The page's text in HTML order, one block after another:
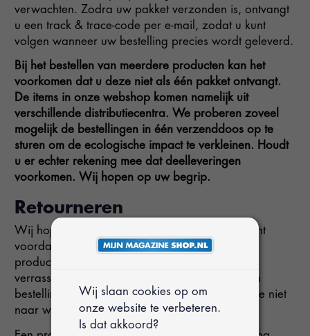
verwachten. Zodra uw pakket verzonden is, ontvangt
u een track & trace-code per e-mail, zodat u kunt
volgen wanneer uw bestelling precies wordt geleverd.
Bij het bestellen van meerdere producten kan het
voorkomen dat u deze niet als één pakket ontvangt.
De items in onze webshop komen namelijk uit
verschillende distributiecentra. We proberen zoveel
mogelijk de bestellingen in één verzenddoos op te
sturen om de ecologische impact te verkleinen. Houdt
u er echter rekening mee dat deelleveringen
voorkomen. Wij hopen op uw begrip.
Retourneren
Wij hopen natuurlijk dat u goed heeft nagedacht
voordat u de bestelling plaatst en dat u de
productinformatie goed gelezen heeft om
verrassingen te voorkomen. Dan nog kunt u een
bestelling natuurlijk ook retourneren, mocht deze niet
naar wens zijn.
Wij slaan cookies op om
onze website te verbeteren.
Is dat akkoord?